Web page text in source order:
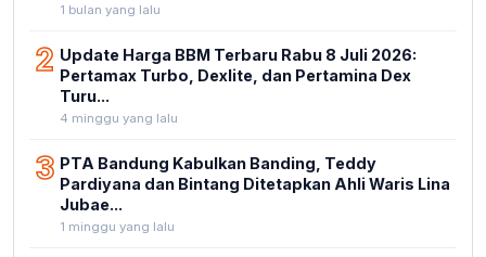
1 bulan yang lalu
2 Update Harga BBM Terbaru Rabu 8 Juli 2026:
Pertamax Turbo, Dexlite, dan Pertamina Dex
Turu...
4 minggu yang lalu
3 PTA Bandung Kabulkan Banding, Teddy
Pardiyana dan Bintang Ditetapkan Ahli Waris Lina
Jubae...
1 minggu yang lalu